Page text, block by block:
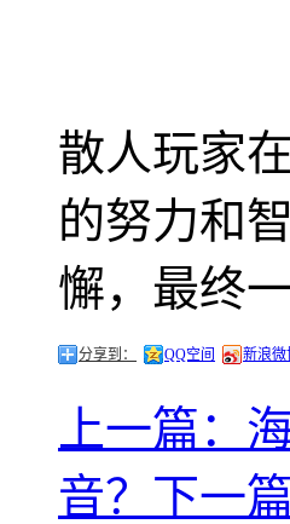
散人玩家
的努力和
懈，最终
分享到： QQ空间 新浪微
上一篇：
音？ 下一